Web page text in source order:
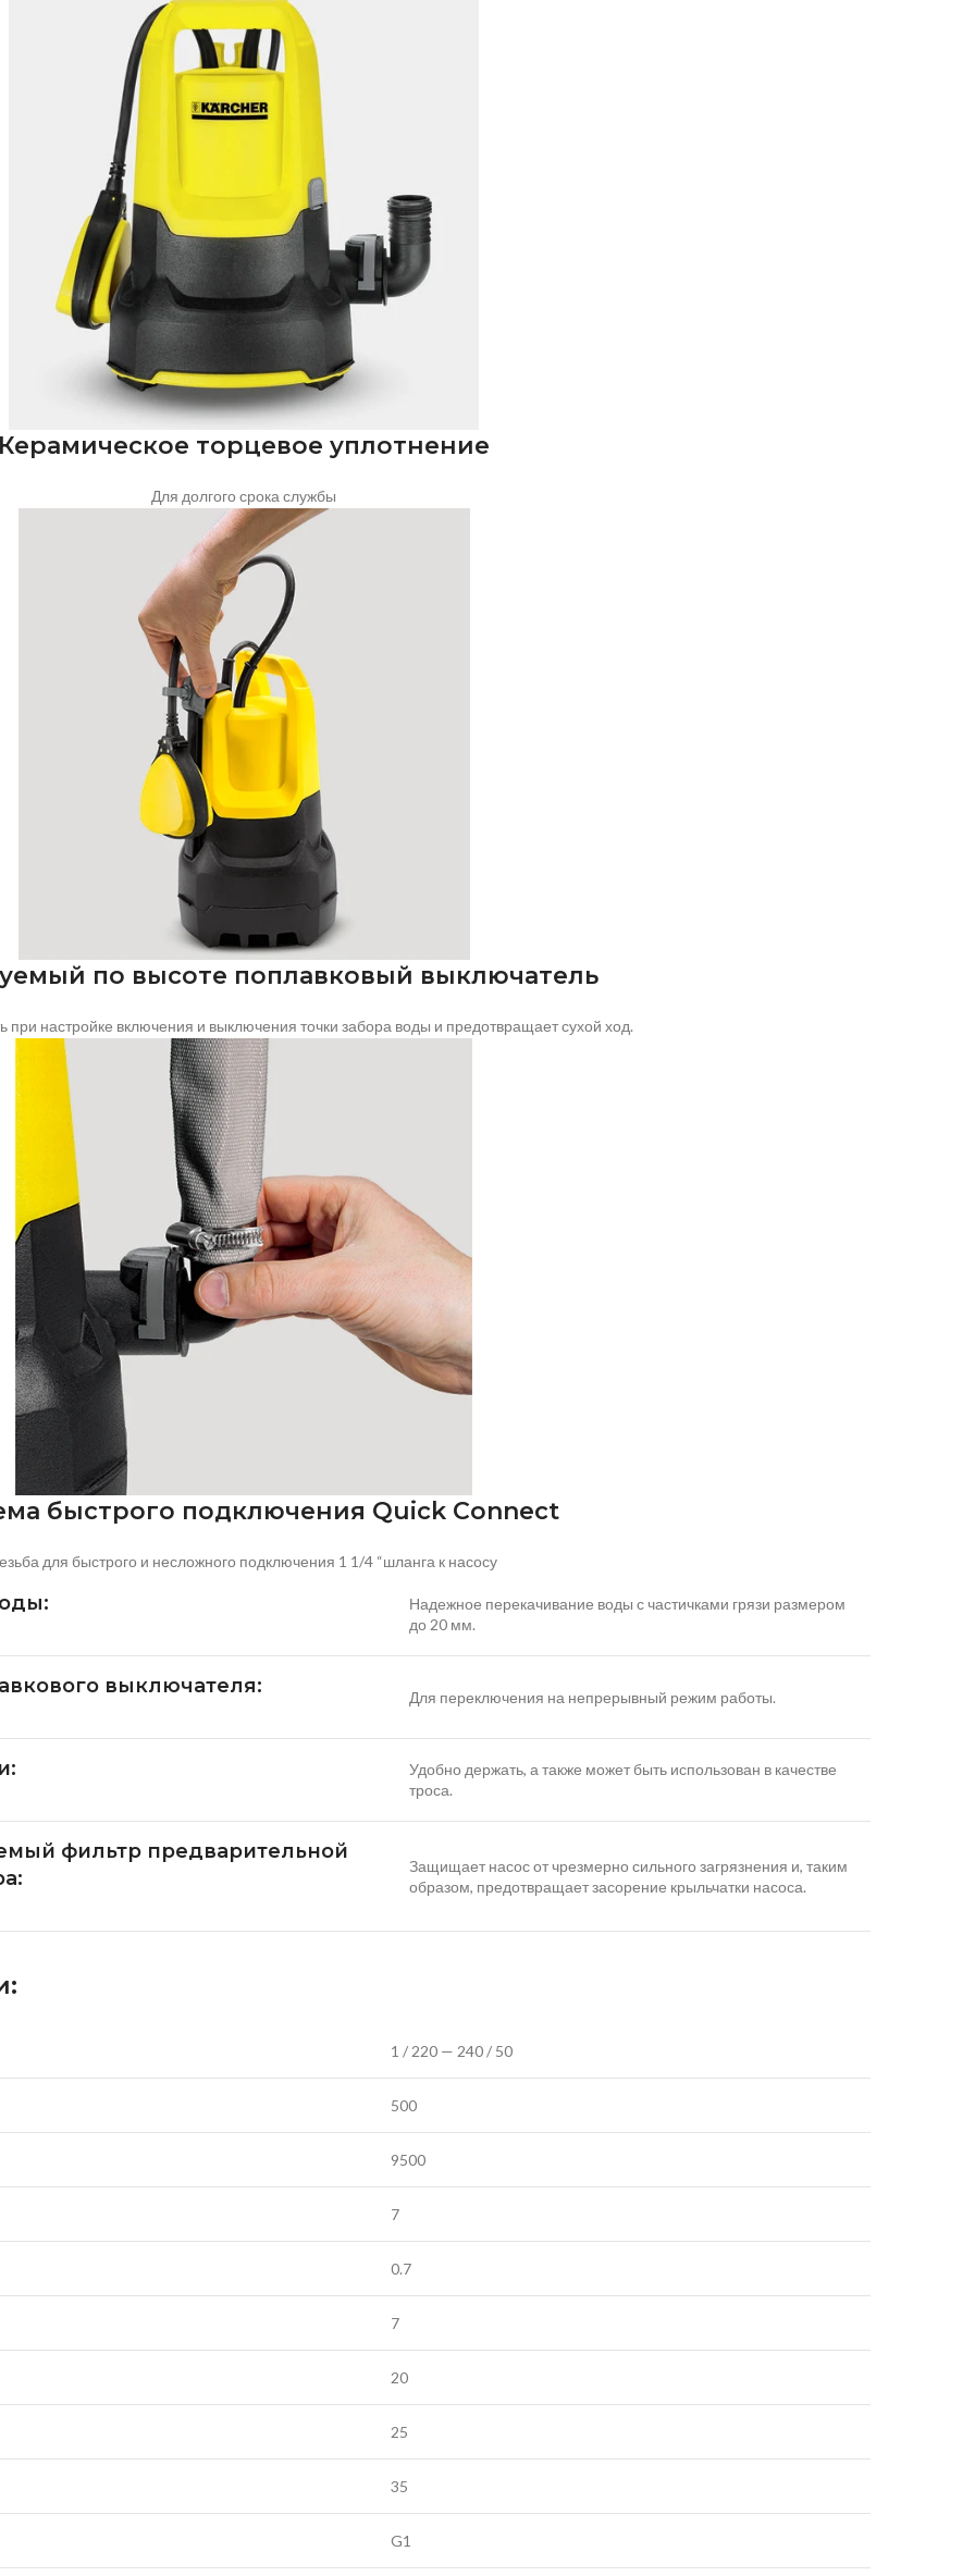
Керамическое торцевое уплотнение
Для долгого срока службы
по высоте поплавковый выключатель
при настройке включения и выключения точки забора воды и предотвращает сухой ход.
быстрого подключения Quick Connect
для быстрого и несложного подключения 1 1/4 “шланга к насосу
Надежное перекачивание воды с частичками грязи размером
до 20 мм.
выключателя: Для переключения на непрерывный режим работы.
Удобно держать, а также может быть использован в качестве
троса.
фильтр предварительной
Защищает насос от чрезмерно сильного загрязнения и, таким
образом, предотвращает засорение крыльчатки насоса.
1 / 220 — 240 / 50
500
9500
7
0.7
7
20
25
35
G1